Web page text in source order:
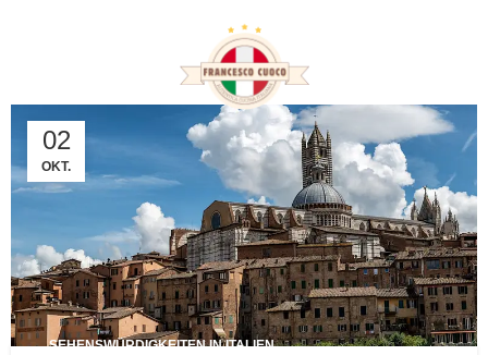
Tag Archives: Siena-
Kultur
02
OKT.
SEHENSWÜRDIGKEITEN IN ITALIEN